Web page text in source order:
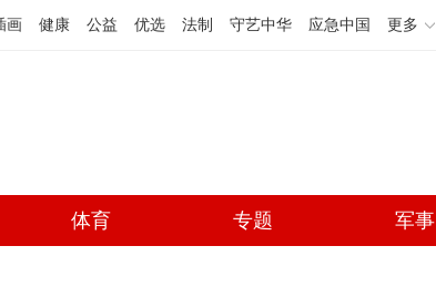
画 健康 公益 优选 法制 守艺中华 应急中国 更多
体育 专题 军事